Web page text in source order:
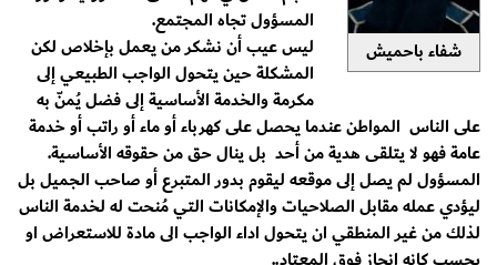
شفاء باحميش
المسؤول تجاه المجتمع.
ليس عيب أن نشكر من يعمل بإخلاص لكن
المشكلة حين يتحول الواجب الطبيعي إلى
مكرمة والخدمة الأساسية إلى فضل يُمنّ به
على الناس المواطن عندما يحصل على كهرباء أو ماء أو راتب أو خدمة
عامة فهو لا يتلقى هدية من أحد بل ينال حق من حقوقه الأساسية.
المسؤول لم يصل إلى موقعه ليقوم بدور المتبرع أو صاحب الجميل بل
ليؤدي عمله مقابل الصلاحيات والإمكانات التي مُنحت له لخدمة الناس
لذلك من غير المنطقي ان يتحول اداء الواجب الى مادة للاستعراض او